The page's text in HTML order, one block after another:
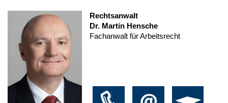
Rechtsanwalt
Dr. Martin Hensche
Fachanwalt für Arbeitsrecht